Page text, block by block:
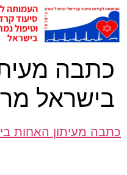
העמותה
סיעוד
וטיפול
בישראל
כתבה
בישראל מרץ
כתבה מעיתון האחות